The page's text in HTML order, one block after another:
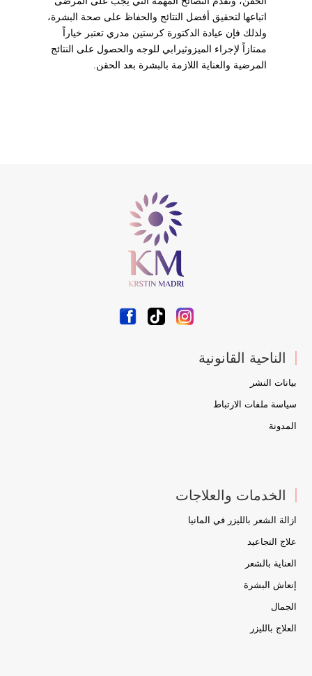
اتباعها لتحقيق أفضل النتائج والحفاظ على صحة البشرة،
ولذلك فإن عيادة الدكتورة كرستين مدري تعتبر خياراً
ممتازاً لإجراء الميزوثيرابي للوجه والحصول على النتائج
المرضية والعناية اللازمة بالبشرة بعد الحقن.
الناحية القانونية
بيانات النشر
سياسة ملفات الارتباط
المدونة
الخدمات والعلاجات
ازالة الشعر بالليزر في المانيا
علاج التجاعيد
العناية بالشعر
إنعاش البشرة
الجمال
العلاج بالليزر